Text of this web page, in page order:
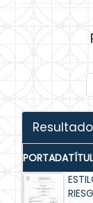
PORTADA